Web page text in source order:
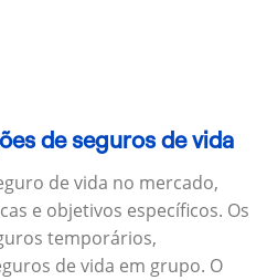
de seguros de vida
de vida no mercado,
e objetivos específicos. Os
temporários,
de vida em grupo. O